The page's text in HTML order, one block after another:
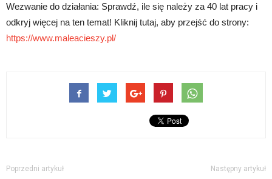
Wezwanie do działania: Sprawdź, ile się należy za 40 lat pracy i
odkryj więcej na ten temat! Kliknij tutaj, aby przejść do strony:
https://www.maleacieszy.pl/
Poprzedni artykuł Następny artykuł